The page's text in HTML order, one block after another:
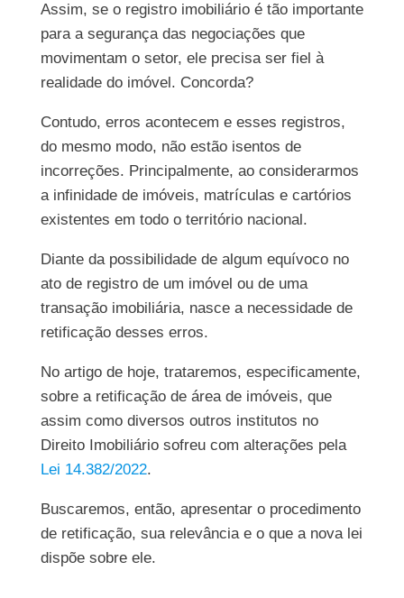
Assim, se o registro imobiliário é tão importante
para a segurança das negociações que
movimentam o setor, ele precisa ser fiel à
realidade do imóvel. Concorda?
Contudo, erros acontecem e esses registros,
do mesmo modo, não estão isentos de
incorreções. Principalmente, ao considerarmos
a infinidade de imóveis, matrículas e cartórios
existentes em todo o território nacional.
Diante da possibilidade de algum equívoco no
ato de registro de um imóvel ou de uma
transação imobiliária, nasce a necessidade de
retificação desses erros.
No artigo de hoje, trataremos, especificamente,
sobre a retificação de área de imóveis, que
assim como diversos outros institutos no
Direito Imobiliário sofreu com alterações pela
Lei 14.382/2022.
Buscaremos, então, apresentar o procedimento
de retificação, sua relevância e o que a nova lei
dispõe sobre ele.